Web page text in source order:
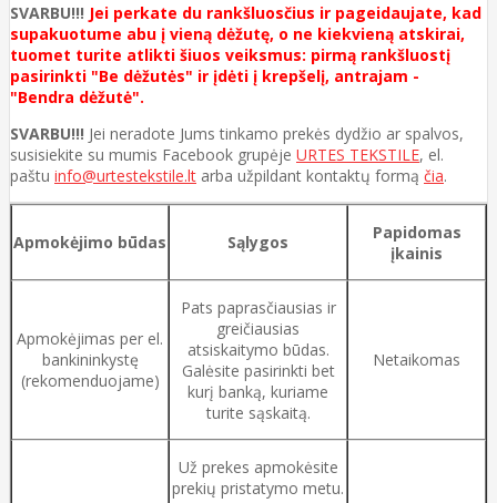
SVARBU!!! Jei perkate du rankšluosčius ir pageidaujate, kad
supakuotume abu į vieną dėžutę, o ne kiekvieną atskirai,
tuomet turite atlikti šiuos veiksmus: pirmą rankšluostį
pasirinkti "Be dėžutės" ir įdėti į krepšelį, antrajam -
"Bendra dėžutė".
SVARBU!!! Jei neradote Jums tinkamo prekės dydžio ar spalvos,
susisiekite su mumis Facebook grupėje URTES TEKSTILE, el.
paštu info@urtestekstile.lt arba užpildant kontaktų formą čia.
Apmokėjimo būdas Sąlygos
Papidomas
įkainis
Apmokėjimas per el.
bankininkystę
(rekomenduojame)
Pats paprasčiausias ir
greičiausias
atsiskaitymo būdas.
Galėsite pasirinkti bet
kurį banką, kuriame
turite sąskaitą.
Netaikomas
Už prekes apmokėsite
prekių pristatymo metu.